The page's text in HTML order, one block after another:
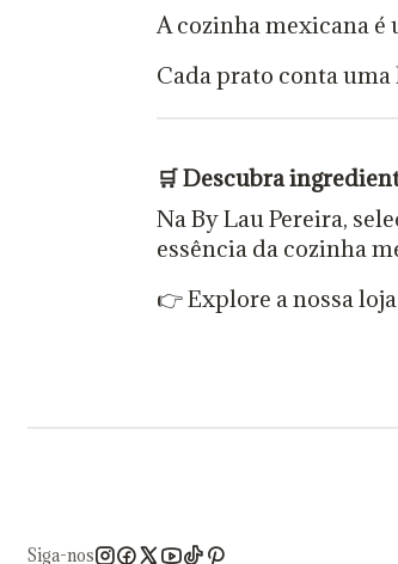
A cozinha mexicana é
Cada prato conta
🛒Descubra
Na By Lau Pereira,
essência da cozinha
👉 Explore a nossa
Siga-nos